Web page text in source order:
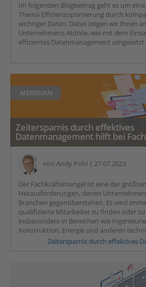
Im folgenden Blogbeitrag geht es um
Thema Effizienzoptimierung durch
wichtiger Daten. Dabei zeigen wir Ihnen
Unternehmens AbbVie, wie mit dem
effizientes Datenmanagement umgesetzt
Zeitersparnis durch effektives
Datenmanagement hilft bei
von Andy Pohl | 27.07.2023
Der Fachkräftemangel ist eine der größten
Herausforderungen, denen
Branchen gegenüberstehen. Es wird
qualifizierte Mitarbeiter zu finden oder
insbesondere in Bereichen wie
Konstruktion, Energie und anderen
Zeitersparnis durch effektives